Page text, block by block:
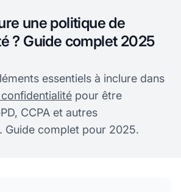
une politique de
? Guide complet 2025
essentiels à inclure dans
pour être
CCPA et autres
Guide complet pour 2025.